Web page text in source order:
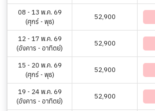
08 - 13 พ.ค. 69
(ศุกร์ - พุธ)
52,900
12 - 17 พ.ค. 69
(อังคาร - อาทิตย์)
52,900
15 - 20 พ.ค. 69
(ศุกร์ - พุธ)
52,900
19 - 24 พ.ค. 69
(อังคาร - อาทิตย์)
52,900